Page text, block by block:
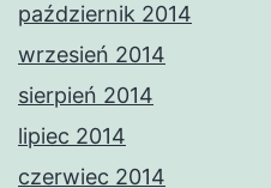
październik 2014
wrzesień 2014
sierpień 2014
lipiec 2014
czerwiec 2014